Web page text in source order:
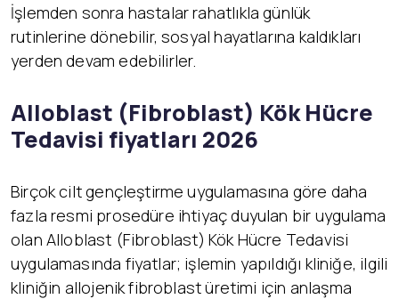
İşlemden sonra hastalar rahatlıkla günlük
rutinlerine dönebilir, sosyal hayatlarına kaldıkları
yerden devam edebilirler.
Alloblast (Fibroblast) Kök Hücre
Tedavisi fiyatları 2026
Birçok cilt gençleştirme uygulamasına göre daha
fazla resmi prosedüre ihtiyaç duyulan bir uygulama
olan Alloblast (Fibroblast) Kök Hücre Tedavisi
uygulamasında fiyatlar; işlemin yapıldığı kliniğe, ilgili
kliniğin allojenik fibroblast üretimi için anlaşma